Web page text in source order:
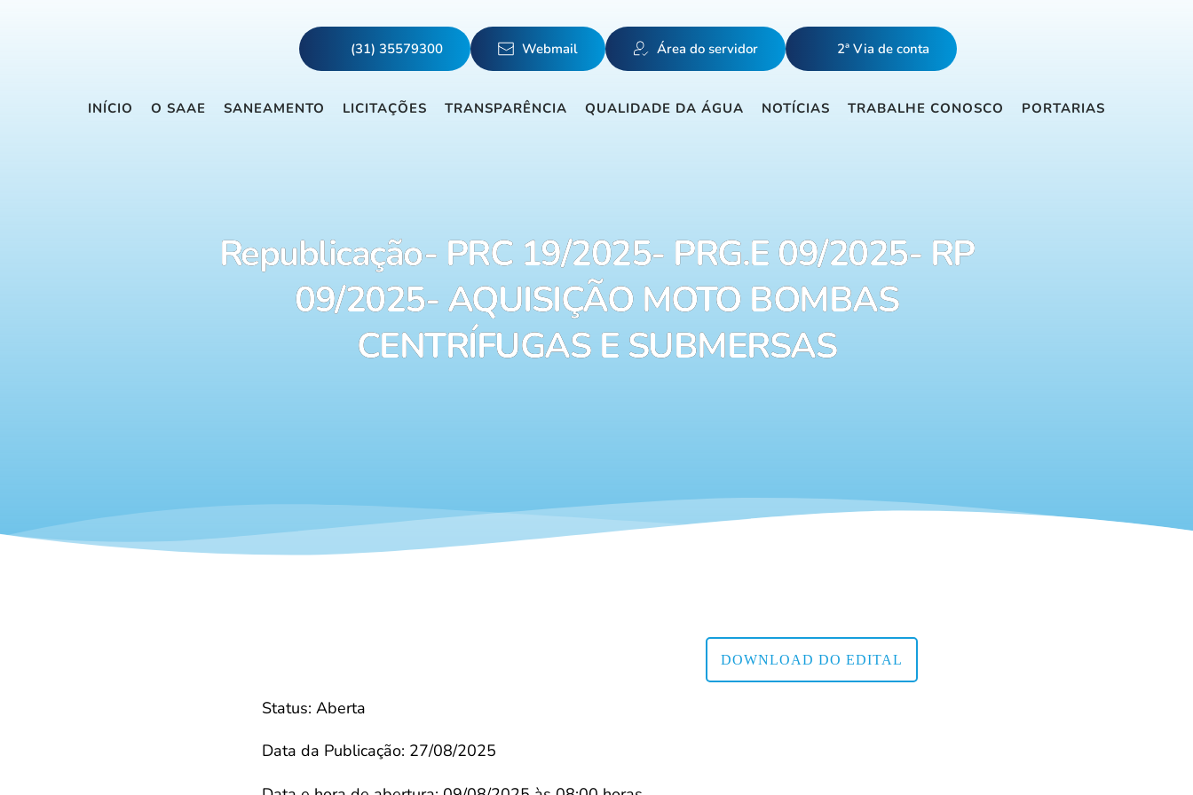
(31) 35579300 Webmail Área do servidor 2ª Via de conta
INÍCIO O SAAE SANEAMENTO LICITAÇÕES TRANSPARÊNCIA QUALIDADE DA ÁGUA NOTÍCIAS TRABALHE CONOSCO PORTARIAS
Republicação- PRC 19/2025- PRG.E 09/2025- RP
09/2025- AQUISIÇÃO MOTO BOMBAS
CENTRÍFUGAS E SUBMERSAS
DOWNLOAD DO EDITAL
Status: Aberta
Data da Publicação: 27/08/2025